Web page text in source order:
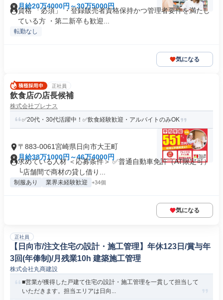
月給20万4000円～30万5000円
資格 「必須」 ・登録販売者資格保持かつ管理者要件を満たし
ている方 ・第二新卒も歓迎...
転勤なし
気になる
正社員
飲食店の店長候補
株式会社プレナス
✅20代・30代活躍中！✅飲食経験歓迎・アルバイトのみOK
〒883-0061宮崎県日向市大王町
月給38万1000円～46万4000円
求めている人材 ＜応募条件＞ ✅普通自動車免許（AT限定可）
└店舗間で商材の貸し借り...
制服あり 業界未経験歓迎 +34個
気になる
正社員
【日向市/注文住宅の設計・施工管理】年休123日/賞与年
3回(年俸制)/月残業10h 建築施工管理
株式会社丸商建設
■営業が獲得した戸建て住宅の設計・施工管理を一貫して担当して
いただきます。担当エリアは日向...